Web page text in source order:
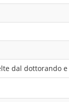
dal dottorando